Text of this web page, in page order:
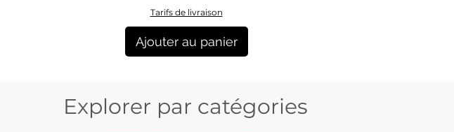
Tarifs de livraison
Ajouter au panier
Explorer par catégories